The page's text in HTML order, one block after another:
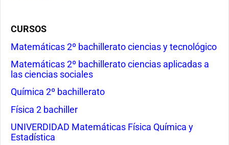
CURSOS
Matemáticas 2º bachillerato ciencias y tecnológico
Matemáticas 2º bachillerato ciencias aplicadas a
las ciencias sociales
Química 2º bachillerato
Física 2 bachiller
UNIVERDIDAD Matemáticas Física Química y
Estadística